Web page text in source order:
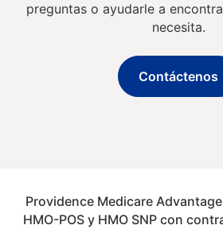
preguntas o ayudarle a
necesita.
Contáctenos
Providence Medicare
HMO-POS y HMO SNP con